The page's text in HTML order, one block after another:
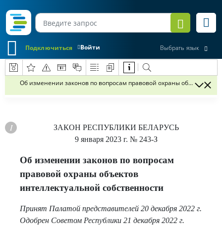
Войти
Подключиться Выбрать язык
Об изменении законов по вопросам правовой охраны объектов
ЗАКОН РЕСПУБЛИКИ БЕЛАРУСЬ
9 января 2023 г. № 243-З
Об изменении законов по вопросам
правовой охраны объектов
интеллектуальной собственности
Принят Палатой представителей 20 декабря 2022 г.
Одобрен Советом Республики 21 декабря 2022 г.